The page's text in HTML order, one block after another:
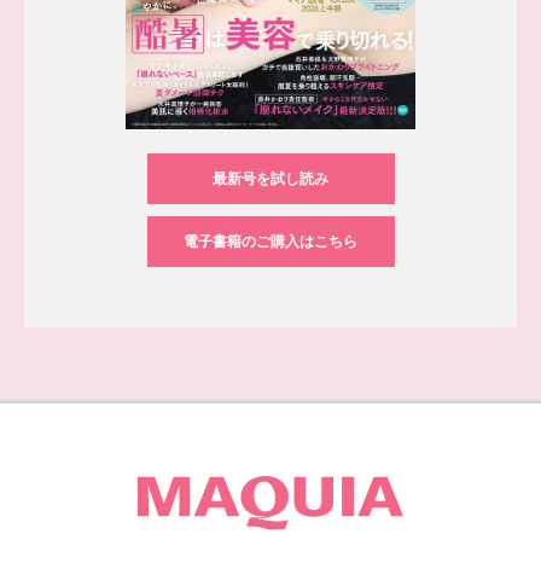
最新号を試し読み
電子書籍のご購入はこちら